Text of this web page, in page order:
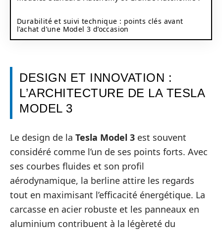
Durabilité et suivi technique : points clés avant
l’achat d’une Model 3 d’occasion
DESIGN ET INNOVATION :
L’ARCHITECTURE DE LA TESLA
MODEL 3
Le design de la Tesla Model 3 est souvent
considéré comme l’un de ses points forts. Avec
ses courbes fluides et son profil
aérodynamique, la berline attire les regards
tout en maximisant l’efficacité énergétique. La
carcasse en acier robuste et les panneaux en
aluminium contribuent à la légèreté du